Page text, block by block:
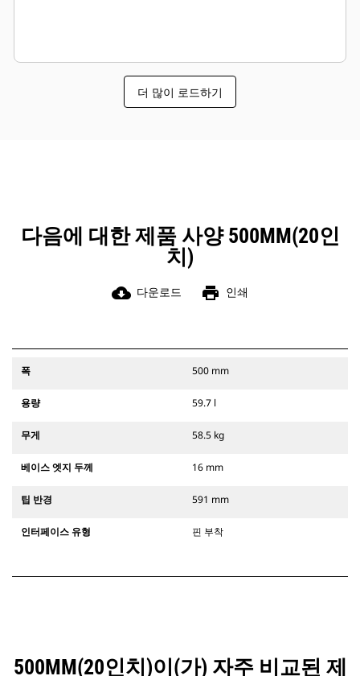
더 많이 로드하기
다음에 대한 제품 사양 500MM(20인
치)
cloud_download 다운로드 print 인쇄
폭 500 mm
용량 59.7 l
무게 58.5 kg
베이스 엣지 두께 16 mm
팁 반경 591 mm
인터페이스 유형 핀 부착
500MM(20인치)이(가) 자주 비교된 제